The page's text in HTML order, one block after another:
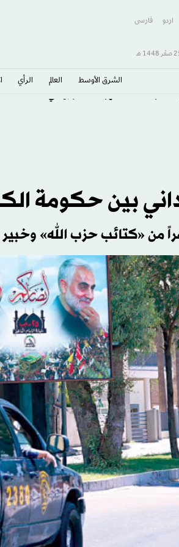
اردو فارسى
1448 هـ
الشرق الأوسط​ العالم الرأي
بين حكومة